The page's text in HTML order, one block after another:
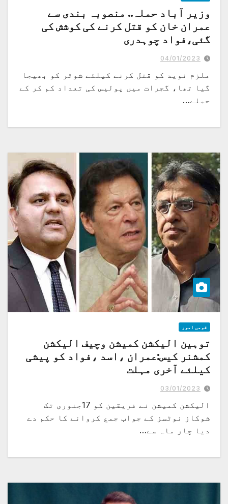
وزیر آباد حملہ.. منصوبہ بندی سے
عمران خان کو قتل کرنے کی کوشش کی
گئی،فواد چوہدری
ہے عمران خان پر حملے میں 3حملہ آور ملوث ہیں
04/01/2023
ملزم نوید کو قتل کرنے کیلئے شوٹر کو بھیجا
گیا تھا، گجرات میں پولیس کی تعداد کم کر کے
حملے…
قومی امور
توہین الیکشن کمیشن وچیف الیکشن
کمشنر کیس:عمران ،اسد ،فواد کو پیشی
کیلئے آخری مہلت
سرٹیفکیٹ جمع کروائیں،نثار احمد درانی
03/01/2023
الیکشن کمیشن نے فریقین کو 17جنوری تک
شوکاز نوٹسز کے جواب جمع کروانے کا حکم دے
دیا چار ماہ سے…